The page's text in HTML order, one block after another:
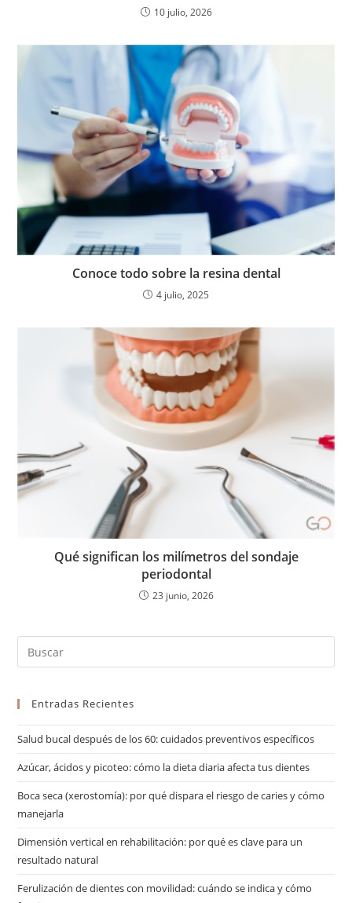
10 julio, 2026
Conoce todo sobre la resina dental
4 julio, 2025
Qué significan los milímetros del sondaje
periodontal
23 junio, 2026
Entradas Recientes
Salud bucal después de los 60: cuidados preventivos específicos
Azúcar, ácidos y picoteo: cómo la dieta diaria afecta tus dientes
Boca seca (xerostomía): por qué dispara el riesgo de caries y cómo
manejarla
Dimensión vertical en rehabilitación: por qué es clave para un
resultado natural
Ferulización de dientes con movilidad: cuándo se indica y cómo